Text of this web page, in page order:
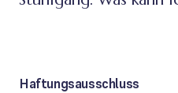
Haftungsausschluss